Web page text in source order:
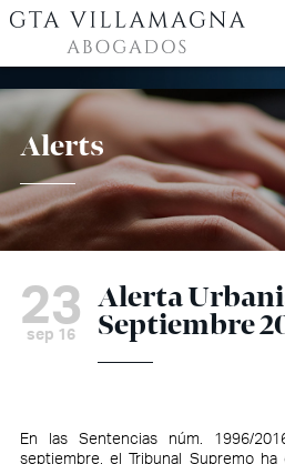
Alerts
23
sep 16
Alerta
Septiembre
En las Sentencias núm. 1996/
septiembre, el Tribunal Supremo